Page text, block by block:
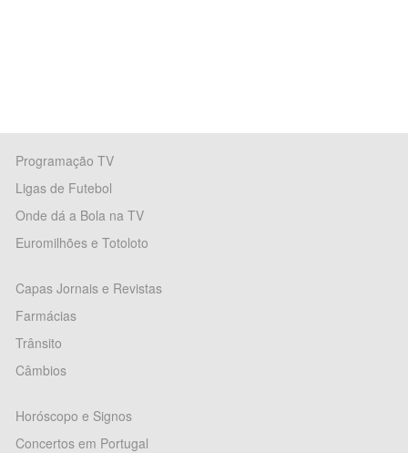
Programação TV
Ligas de Futebol
Onde dá a Bola na TV
Euromilhões e Totoloto
Capas Jornais e Revistas
Farmácias
Trânsito
Câmbios
Horóscopo e Signos
Concertos em Portugal